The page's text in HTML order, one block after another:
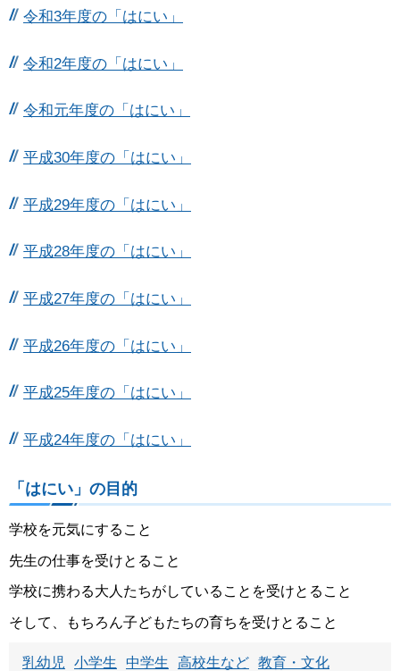
令和3年度の「はにい」
令和2年度の「はにい」
令和元年度の「はにい」
平成30年度の「はにい」
平成29年度の「はにい」
平成28年度の「はにい」
平成27年度の「はにい」
平成26年度の「はにい」
平成25年度の「はにい」
平成24年度の「はにい」
「はにい」の目的
学校を元気にすること
先生の仕事を受けとること
学校に携わる大人たちがしていることを受けとること
そして、もちろん子どもたちの育ちを受けとること
乳幼児 小学生 中学生 高校生など 教育・文化